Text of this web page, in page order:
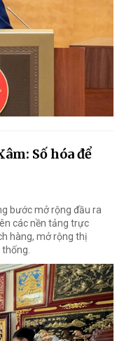
Số hóa để
bước mở rộng đầu ra
các nền tảng trực
hàng, mở rộng thị